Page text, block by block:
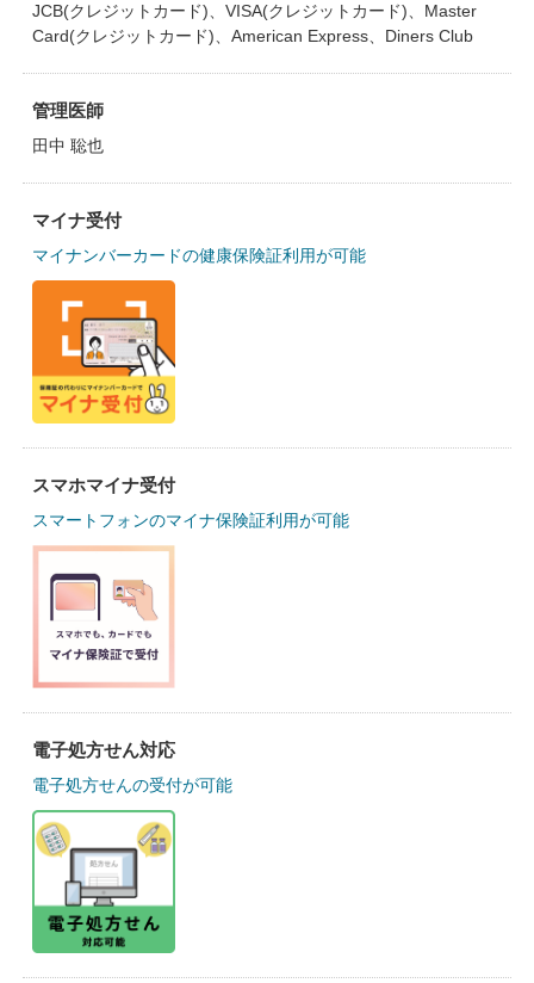
JCB(クレジットカード)、VISA(クレジットカード)、Master
Card(クレジットカード)、American Express、Diners Club
管理医師
田中 聡也
マイナ受付
マイナンバーカードの健康保険証利用が可能
スマホマイナ受付
スマートフォンのマイナ保険証利用が可能
電子処方せん対応
電子処方せんの受付が可能